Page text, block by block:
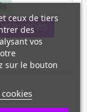
/ DEVIS
ceux de tiers
des
vos
sur le bouton